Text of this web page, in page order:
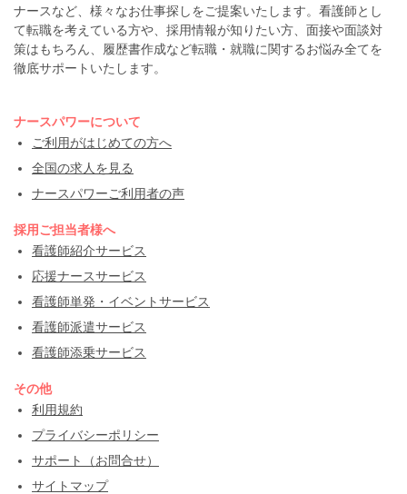
ナースなど、様々なお仕事探しをご提案いたします。看護師とし
て転職を考えている方や、採用情報が知りたい方、面接や面談対
策はもちろん、履歴書作成など転職・就職に関するお悩み全てを
徹底サポートいたします。
ナースパワーについて
ご利用がはじめての方へ
全国の求人を見る
ナースパワーご利用者の声
採用ご担当者様へ
看護師紹介サービス
応援ナースサービス
看護師単発・イベントサービス
看護師派遣サービス
看護師添乗サービス
その他
利用規約
プライバシーポリシー
サポート（お問合せ）
サイトマップ